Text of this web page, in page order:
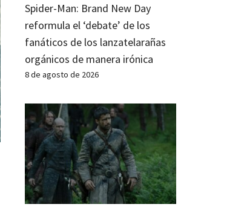
Spider-Man: Brand New Day
reformula el ‘debate’ de los
fanáticos de los lanzatelarañas
orgánicos de manera irónica
8 de agosto de 2026